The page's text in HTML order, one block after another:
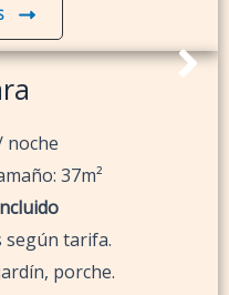
37m²
según tarifa.
porche.